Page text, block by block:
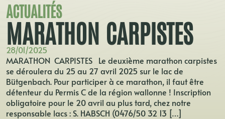
ACTUALITÉS
MARATHON CARPISTES
28/01/2025
MARATHON CARPISTES Le deuxième marathon carpistes
se déroulera du 25 au 27 avril 2025 sur le lac de
Bütgenbach. Pour participer à ce marathon, il faut être
détenteur du Permis C de la région wallonne ! Inscription
obligatoire pour le 20 avril au plus tard, chez notre
responsable lacs : S. HABSCH (0476/50 32 13 […]